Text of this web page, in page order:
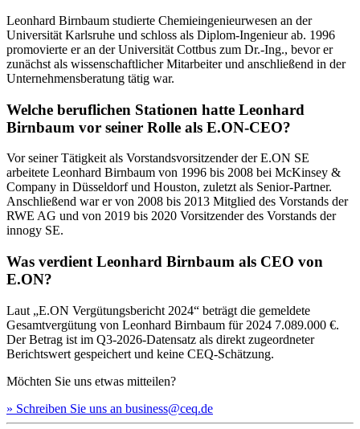
Leonhard Birnbaum studierte Chemieingenieurwesen an der
Universität Karlsruhe und schloss als Diplom-Ingenieur ab. 1996
promovierte er an der Universität Cottbus zum Dr.-Ing., bevor er
zunächst als wissenschaftlicher Mitarbeiter und anschließend in der
Unternehmensberatung tätig war.
Welche beruflichen Stationen hatte Leonhard
Birnbaum vor seiner Rolle als E.ON-CEO?
Vor seiner Tätigkeit als Vorstandsvorsitzender der E.ON SE
arbeitete Leonhard Birnbaum von 1996 bis 2008 bei McKinsey &
Company in Düsseldorf und Houston, zuletzt als Senior-Partner.
Anschließend war er von 2008 bis 2013 Mitglied des Vorstands der
RWE AG und von 2019 bis 2020 Vorsitzender des Vorstands der
innogy SE.
Was verdient Leonhard Birnbaum als CEO von
E.ON?
Laut „E.ON Vergütungsbericht 2024“ beträgt die gemeldete
Gesamtvergütung von Leonhard Birnbaum für 2024 7.089.000 €.
Der Betrag ist im Q3-2026-Datensatz als direkt zugeordneter
Berichtswert gespeichert und keine CEQ-Schätzung.
Möchten Sie uns etwas mitteilen?
» Schreiben Sie uns an business@ceq.de